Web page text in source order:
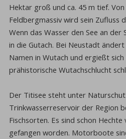
Hektar groß und ca. 45 m tief.
Feldbergmassiv wird sein Zufluss
Wenn das Wasser den See an der
in die Gutach. Bei Neustadt
Namen in Wutach und ergießt
prähistorische Wutachschlucht
Der Titisee steht unter
Trinkwasserreservoir der Region
Fischsorten. Es sind schon
gefangen worden. Motorboote